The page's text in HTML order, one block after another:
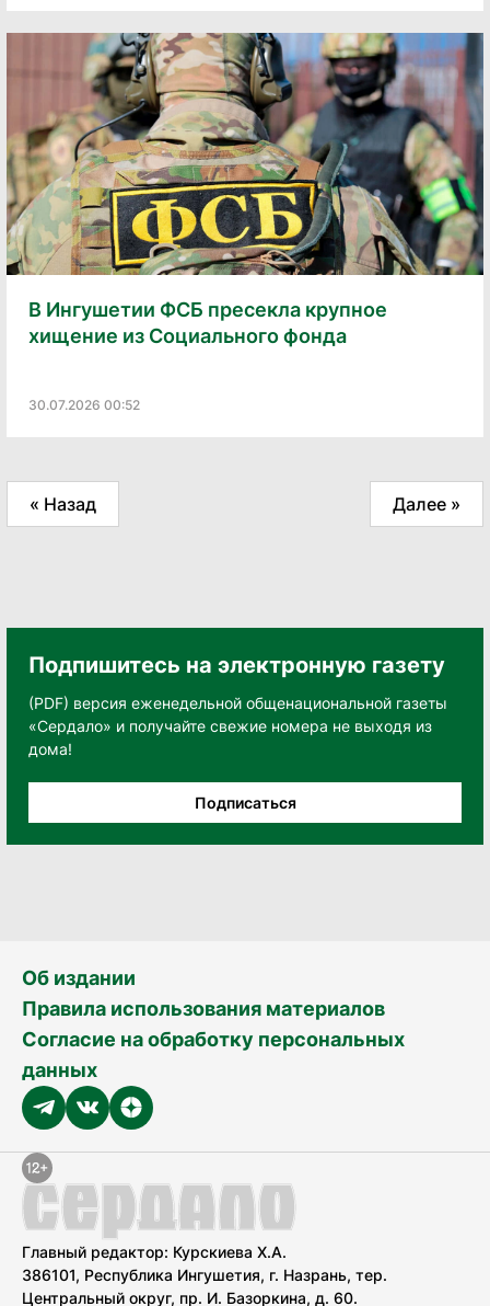
В Ингушетии ФСБ пресекла крупное
хищение из Социального фонда
30.07.2026 00:52
« Назад Далее »
Подпишитесь на электронную газету
(PDF) версия еженедельной общенациональной газеты
«Сердало» и получайте свежие номера не выходя из
дома!
Подписаться
Об издании
Правила использования материалов
Согласие на обработку персональных
данных
Главный редактор: Курскиева Х.А.
386101, Республика Ингушетия, г. Назрань, тер.
Центральный округ, пр. И. Базоркина, д. 60.